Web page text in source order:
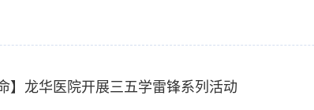
】龙华医院开展三五学雷锋系列活动